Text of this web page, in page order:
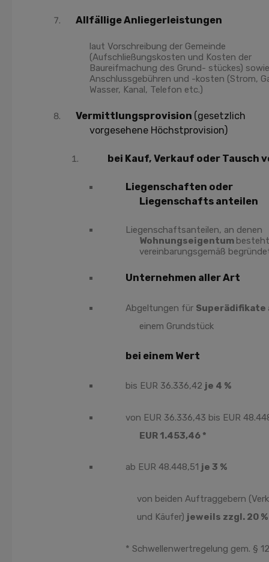
Allfällige Anliegerleistungen
laut Vorschreibung der Gemeinde
(Aufschließungskosten und Kosten der
Baureifmachung des Grund- stückes) sowie
Anschlussgebühren und -kosten (Strom,
Wasser, Kanal, Telefon etc.)
Vermittlungsprovision (gesetzlich
vorgesehene Höchstprovision)
bei Kauf, Verkauf oder Tausch
Liegenschaften oder
Liegenschafts anteilen
Liegenschaftsanteilen, an denen
Wohnungseigentum
vereinbarungsgemäß
Unternehmen aller Art
Abgeltungen für Superädifikate
einem Grundstück
bei einem Wert
bis EUR 36.336,42 je 4 %
von EUR 36.336,43 bis EUR
EUR 1.453,46 *
ab EUR 48.448,51 je 3 %
von beiden Auftraggebern
und Käufer) jeweils zzgl. 20
* Schwellenwertregelung gem. §